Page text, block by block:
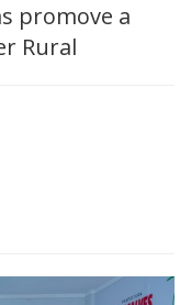
promove a
Rural